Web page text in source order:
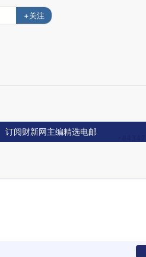
+关注
订阅财新网主编精选电邮